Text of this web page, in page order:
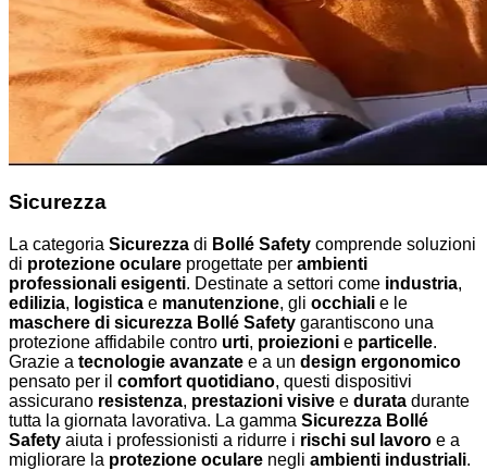
Sicurezza
La categoria Sicurezza di Bollé Safety comprende soluzioni
di protezione oculare progettate per ambienti
professionali esigenti. Destinate a settori come industria,
edilizia, logistica e manutenzione, gli occhiali e le
maschere di sicurezza Bollé Safety garantiscono una
protezione affidabile contro urti, proiezioni e particelle.
Grazie a tecnologie avanzate e a un design ergonomico
pensato per il comfort quotidiano, questi dispositivi
assicurano resistenza, prestazioni visive e durata durante
tutta la giornata lavorativa. La gamma Sicurezza Bollé
Safety aiuta i professionisti a ridurre i rischi sul lavoro e a
migliorare la protezione oculare negli ambienti industriali.